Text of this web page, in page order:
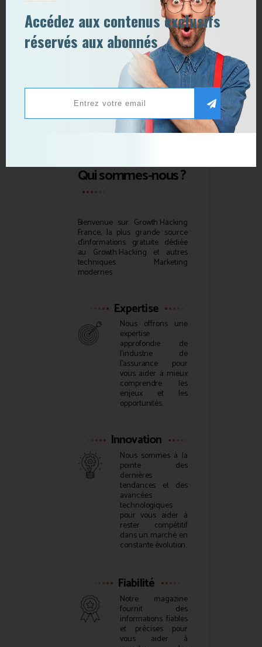
Qui sommes-nous ?
Bienvenue sur Growth Hacking
France, la plus grande source
d’informations gratuite dédiée
au Growth Hacking et autres
techniques Marketing
modernes.
Expertise
Nous offrons une
expertise
approfondie de
l’industrie de
l’assurance pour
vous aider à mieux
comprendre les
enjeux et les
opportunités.
Innovation
Nous sommes à la
pointe des
dernières
tendances et des
avancées
technologiques
pour vous aider à
rester compétitif
dans un marché en
constante évolution.
Fiabilité
Notre magazine
fournit des
informations fiables
et précises pour
vous aider à
Accédez aux contenus exclusifs
réservés aux abonnés